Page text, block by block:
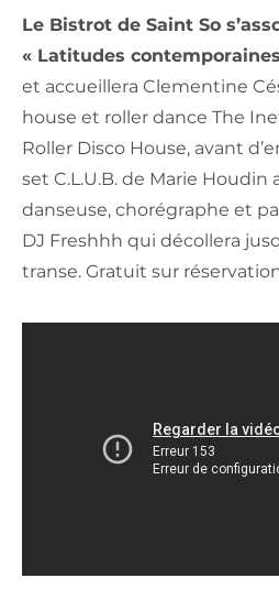
Le Bistrot de Saint So
« Latitudes
et accueillera Clementine
house et roller dance The
Roller Disco House, avant
set C.L.U.B. de Marie Houdin
danseuse, chorégraphe et
DJ Freshhh qui décollera
transe. Gratuit sur